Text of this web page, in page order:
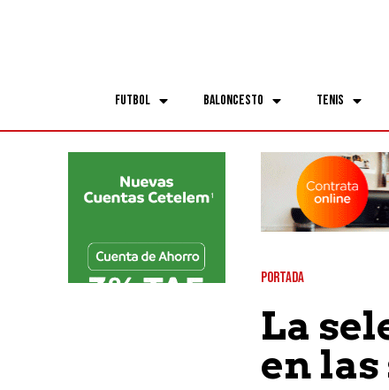
Futbol Baloncesto Tenis
PORTADA
La
en